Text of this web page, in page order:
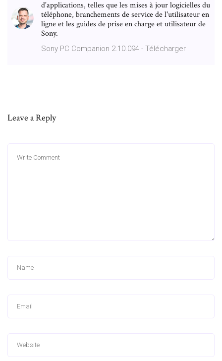
d'applications, telles que les mises à jour logicielles du
téléphone, branchements de service de l'utilisateur en
ligne et les guides de prise en charge et utilisateur de
Sony.
Sony PC Companion 2.10.094 - Télécharger
Leave a Reply